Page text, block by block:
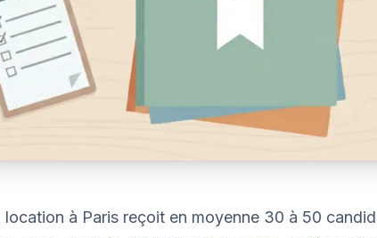
location à Paris reçoit en moyenne 30 à 50